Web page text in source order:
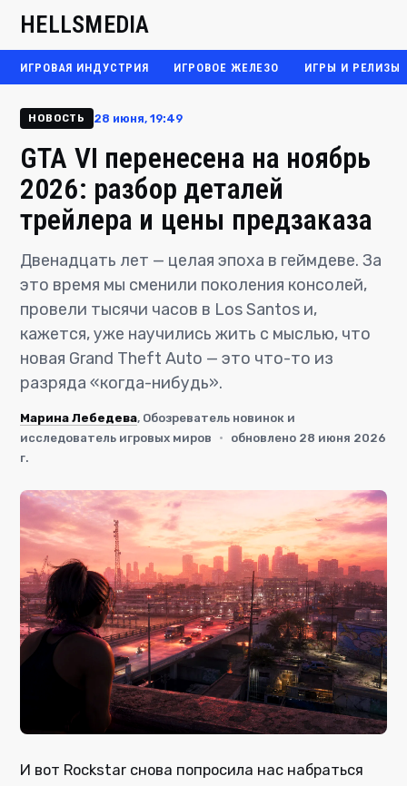
HELLSMEDIA
ИГРОВАЯ ИНДУСТРИЯ ИГРОВОЕ ЖЕЛЕЗО ИГРЫ И РЕЛИЗЫ
НОВОСТЬ 28 июня, 19:49
GTA VI перенесена на ноябрь
2026: разбор деталей
трейлера и цены предзаказа
Двенадцать лет — целая эпоха в геймдеве. За
это время мы сменили поколения консолей,
провели тысячи часов в Los Santos и,
кажется, уже научились жить с мыслью, что
новая Grand Theft Auto — это что-то из
разряда «когда-нибудь».
Марина Лебедева, Обозреватель новинок и
исследователь игровых миров
·
обновлено 28 июня 2026
г.
И вот Rockstar снова попросила нас набраться